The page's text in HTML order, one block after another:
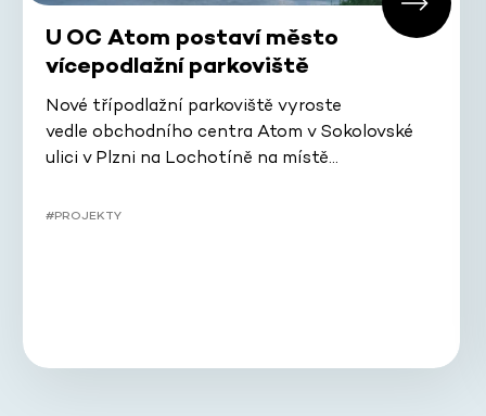
U OC Atom postaví město
vícepodlažní parkoviště
Nové třípodlažní parkoviště vyroste
vedle obchodního centra Atom v Sokolovské
ulici v Plzni na Lochotíně na místě…
#PROJEKTY